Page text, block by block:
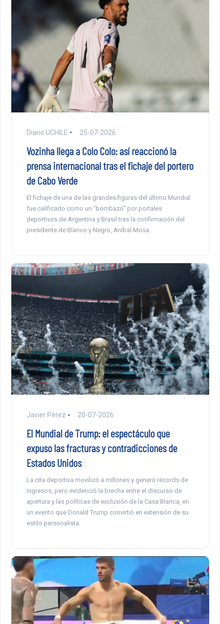
Diario UCHILE 25-07-2026
Vozinha llega a Colo Colo: así reaccionó la
prensa internacional tras el fichaje del portero
de Cabo Verde
El fichaje de una de las grandes figuras del último Mundial
fue calificado como un “bombazo” por portales
deportivos de Argentina y Brasil tras la confirmación del
presidente de Blanco y Negro, Aníbal Mosa.
Javier Pérez 20-07-2026
El Mundial de Trump: el espectáculo que
expuso las fracturas y contradicciones de
Estados Unidos
La cita deportiva movilizó a millones y generó récords de
ingresos, pero evidenció la brecha entre el discurso de
apertura y las políticas de exclusión de la Casa Blanca, en
un evento que Donald Trump convirtió en extensión de su
estilo personalista.